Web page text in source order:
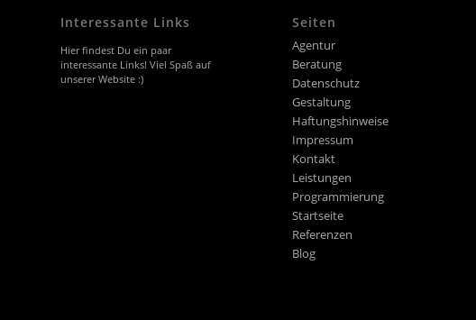
Interessante Links
Hier findest Du ein paar
interessante Links! Viel Spaß auf
unserer Website :)
Seiten
Agentur
Beratung
Datenschutz
Gestaltung
Haftungshinweise
Impressum
Kontakt
Leistungen
Programmierung
Startseite
Referenzen
Blog